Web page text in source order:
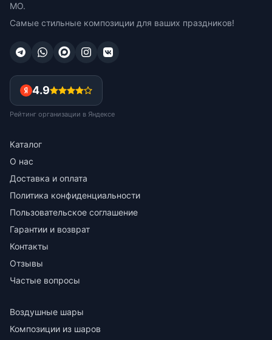
МО.
Самые стильные композиции для ваших праздников!
4.9
Рейтинг организации в Яндексе
Каталог
О нас
Доставка и оплата
Политика конфиденциальности
Пользовательское соглашение
Гарантии и возврат
Контакты
Отзывы
Частые вопросы
Воздушные шары
Композиции из шаров